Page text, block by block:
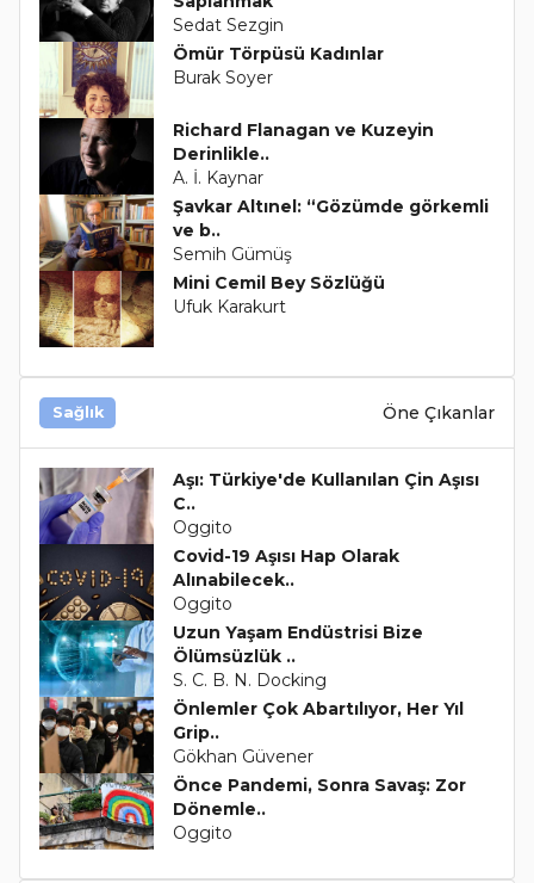
Sedat Sezgin
Ömür Törpüsü Kadınlar
Burak Soyer
Richard Flanagan ve Kuzeyin
Derinlikle..
A. İ. Kaynar
Şavkar Altınel: “Gözümde görkemli
ve b..
Semih Gümüş
Mini Cemil Bey Sözlüğü
Ufuk Karakurt
Sağlık Öne Çıkanlar
Aşı: Türkiye'de Kullanılan Çin Aşısı
C..
Oggito
Covid-19 Aşısı Hap Olarak
Alınabilecek..
Oggito
Uzun Yaşam Endüstrisi Bize
Ölümsüzlük ..
S. C. B. N. Docking
Önlemler Çok Abartılıyor, Her Yıl
Grip..
Gökhan Güvener
Önce Pandemi, Sonra Savaş: Zor
Dönemle..
Oggito